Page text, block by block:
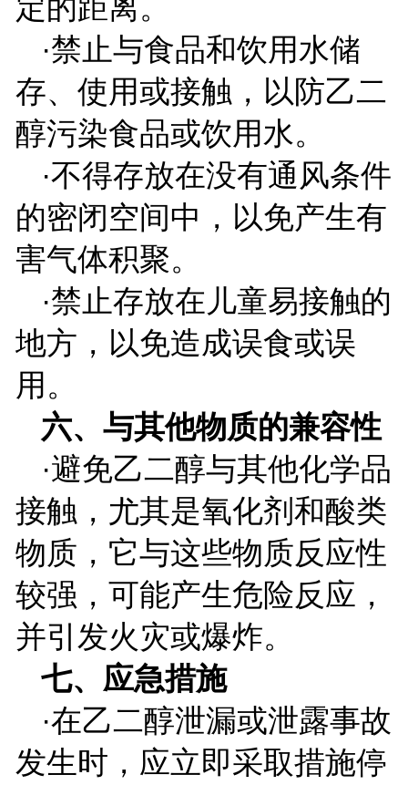
·禁止与食品和饮用水储
存、使用或接触，以防乙二
醇污染食品或饮用水。
·不得存放在没有通风条件
的密闭空间中，以免产生有
害气体积聚。
·禁止存放在儿童易接触的
地方，以免造成误食或误
用。
六、与其他物质的兼容性
·避免乙二醇与其他化学品
接触，尤其是氧化剂和酸类
物质，它与这些物质反应性
较强，可能产生危险反应，
并引发火灾或爆炸。
七、应急措施
·在乙二醇泄漏或泄露事故
发生时，应立即采取措施停